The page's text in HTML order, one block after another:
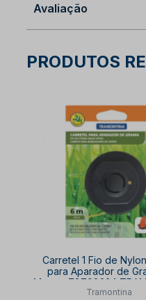
Avaliação
PRODUTOS
Carretel 1 Fio de Nylon
para Aparador de
Metros 78798234
Tramontina